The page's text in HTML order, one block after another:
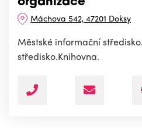
organizace
Máchova 542, 47201 Doksy
Městské informační
středisko.Knihovna.